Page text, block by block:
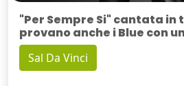
"Per Sempre Si" cantata in
provano anche i Blue con
Sal Da Vinci